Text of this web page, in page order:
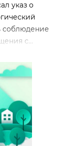
указ о
соблюдение
с...